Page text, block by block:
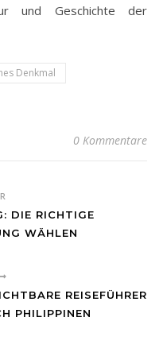
und Geschichte der
Denkmal
0 Kommentare
DIE RICHTIGE
WÄHLEN
REISEFÜHRER
PHILIPPINEN